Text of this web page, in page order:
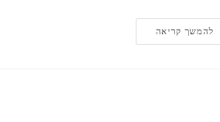
להמשך קריאההלכה
יומית